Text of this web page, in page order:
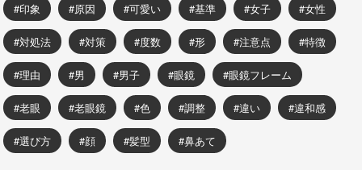
印象 原因 可愛い 基準 女子 女性
対処法 対策 度数 形 注意点 特徴
理由 男 男子 眼鏡 眼鏡フレーム
老眼 老眼鏡 色 調整 違い 違和感
選び方 顔 髪型 鼻あて